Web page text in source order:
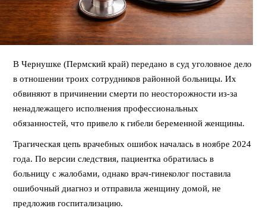
В Чернушке (Пермский край) передано в суд уголовное дело
в отношении троих сотрудников районной больницы. Их
обвиняют в причинении смерти по неосторожности из-за
ненадлежащего исполнения профессиональных
обязанностей, что привело к гибели беременной женщины.
Трагическая цепь врачебных ошибок началась в ноябре 2024
года. По версии следствия, пациентка обратилась в
больницу с жалобами, однако врач-гинеколог поставила
ошибочный диагноз и отправила женщину домой, не
предложив госпитализацию.